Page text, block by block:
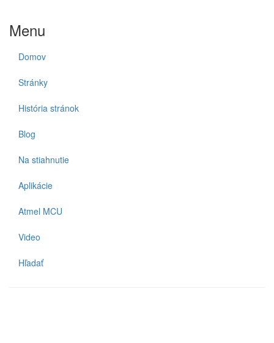
Menu
Domov
Stránky
História stránok
Blog
Na stiahnutie
Aplikácie
Atmel MCU
Video
Hľadať